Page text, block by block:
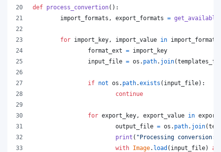
def process_convertion():
import_formats , export_formats =
for import_key , import_value in import_formats
format_ext = import_key
input_file = os . path. join(
if not os . path.exists ( input_file):
continue
for export_key , export_value in
output_file = os . path. join(
print ( "Processing conversion:"
with Image. load ( input_file) as